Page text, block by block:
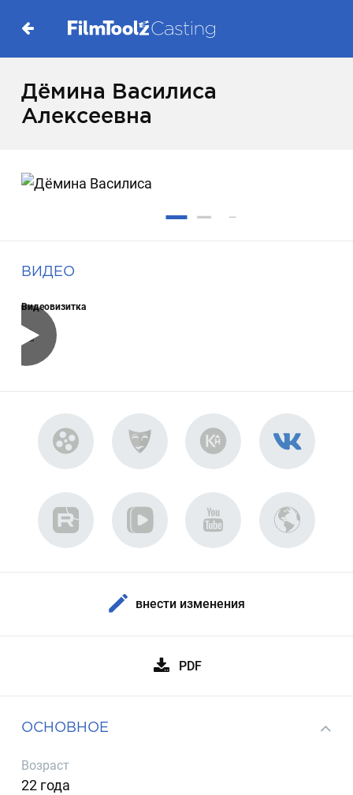
Дёмина Василиса
Алексеевна
ВИДЕО
Видеовизитка
внести изменения
PDF
ОСНОВНОЕ
Возраст
22 года